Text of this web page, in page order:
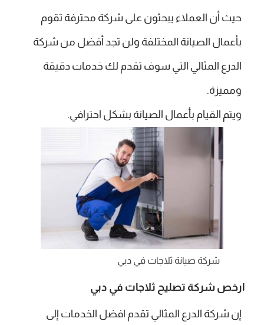
حيث أن العملاء يبحثون على شركة محترفة تقوم
بأعمال الصيانة المختلفة ولن تجد أفضل من شركة
الدرع المثالي التي سوف تقدم لك خدمات دقيقة
ومميزة.
ويتم القيام بأعمال الصيانة بشكل احترافي.
شركة صيانة ثلاجات في دبي
ارخص شركة تصليح ثلاجات في دبي
إن شركة الدرع المثالي تقدم افضل الخدمات إلى